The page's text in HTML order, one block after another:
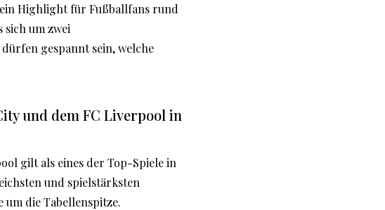
Highlight für Fußballfans rund
sich um zwei
gespannt sein, welche
und dem FC Liverpool in
gilt als eines der Top-Spiele in
und spielstärksten
die Tabellenspitze.